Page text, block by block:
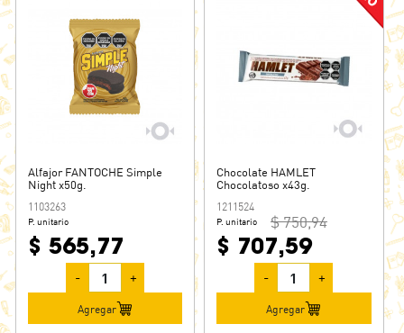
MIGLOBS
MIKO
MINICCO
MISKY
MOGUL
MOGY
MR. POP
MUDRA
MULTIMINT
NAMUR
Alfajor FANTOCHE Simple
Night x50g.
1103263
P. unitario
$ 565,77
- +
Agregar
Chocolate HAMLET
Chocolatoso x43g.
1211524
P. unitario $ 750,94
$ 707,59
- +
Agregar